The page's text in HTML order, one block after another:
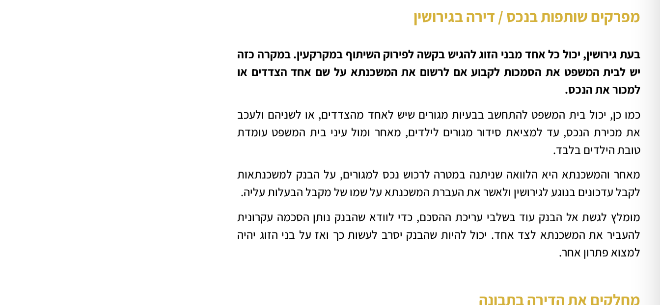
מפרקים שותפות בנכס / דירה בגירושין
בעת גירושין, יכול כל אחד מבני הזוג להגיש בקשה לפירוק השיתוף במקרקעין. במקרה כזה
יש לבית המשפט את הסמכות לקבוע אם לרשום את המשכנתא על שם אחד הצדדים או
למכור את הנכס.
כמו כן, יכול בית המשפט להתחשב בבעיות מגורים שיש לאחד מהצדדים, או לשניהם ולעכב
את מכירת הנכס, עד למציאת סידור מגורים לילדים, מאחר ומול עיני בית המשפט עומדת
טובת הילדים בלבד.
מאחר והמשכנתא היא הלוואה שניתנה במטרה לרכוש נכס למגורים, על הבנק למשכנתאות
לקבל עדכונים בנוגע לגירושין ולאשר את העברת המשכנתא על שמו של מקבל הבעלות עליה.
מומלץ לגשת אל הבנק עוד בשלבי עריכת ההסכם, כדי לוודא שהבנק נותן הסכמה עקרונית
להעביר את המשכנתא לצד אחד. יכול להיות שהבנק יסרב לעשות כך ואז על בני הזוג יהיה
למצוא פתרון אחר.
מחלקים את הדירה בתבונה